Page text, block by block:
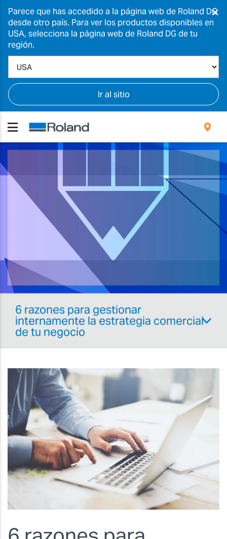
Parece que has accedido a la página web de Roland DG
desde otro país. Para ver los productos disponibles en
USA, selecciona la página web de Roland DG de tu
región.
Ir al sitio
×
6 razones para gestionar
internamente la estrategia comercial
de tu negocio